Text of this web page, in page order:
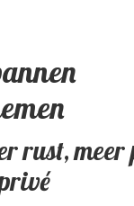
rust, meer